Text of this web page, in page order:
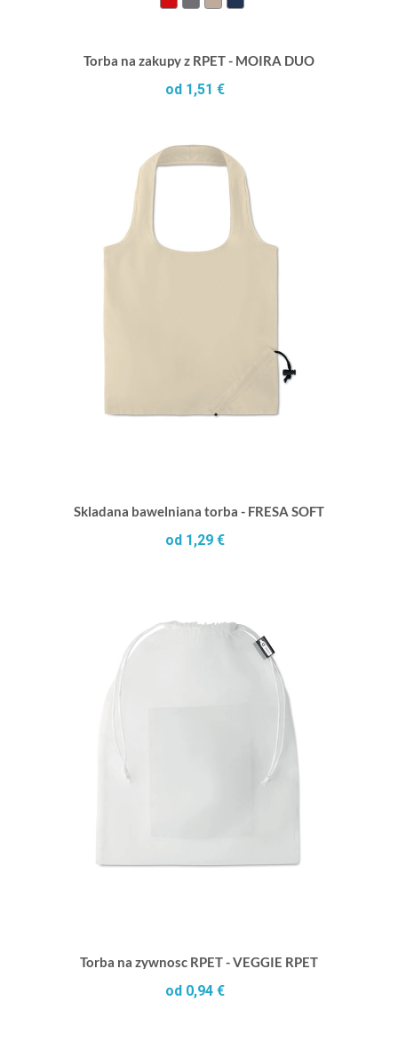
Torba na zakupy z RPET - MOIRA DUO
od 1,51 €
Skladana bawelniana torba - FRESA SOFT
od 1,29 €
Torba na zywnosc RPET - VEGGIE RPET
od 0,94 €